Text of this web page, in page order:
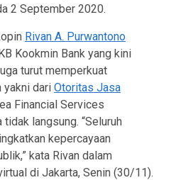
2 September 2020.
Rivan A. Purwantono
Kookmin Bank yang kini
turut memperkuat
yakni dari Otoritas Jasa
Financial Services
langsung. “Seluruh
kepercayaan
kata Rivan dalam
di Jakarta, Senin (30/11).